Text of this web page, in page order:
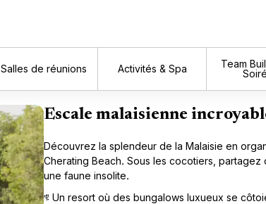
Salles de réunions Activités & Spa
Team
Escale malaisienne
Découvrez la splendeur de la Malaisie en
Cherating Beach. Sous les cocotiers,
une faune insolite.
§ Un resort où des bungalows luxueux se